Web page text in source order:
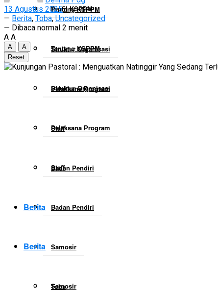
Tentang KSPPM
Struktur Organisasi
Pelaksana Program
Staff
Badan Pendiri
Berita
Samosir
Toba
Profil KSPPM
Tentang KSPPM
Struktur Organisasi
Pelaksana Program
Staff
Badan Pendiri
Berita
Samosir
13 Agustus 2025
— Berita, Toba, Uncategorized
— Dibaca normal 2 menit
A A
A
A
Reset